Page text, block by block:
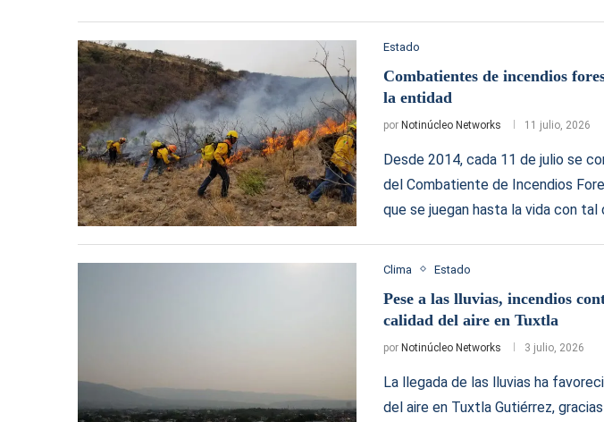
Estado
Combatientes de incendios
la entidad
por Notinúcleo Networks 11 julio, 2026
Desde 2014, cada 11 de julio se
del Combatiente de Incendios
que se juegan hasta la vida con
Clima Estado
Pese a las lluvias, incendios
calidad del aire en Tuxtla
por Notinúcleo Networks 3 julio, 2026
La llegada de las lluvias ha
del aire en Tuxtla Gutiérrez,